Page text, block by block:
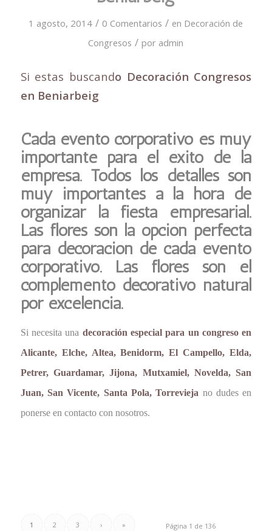
1 agosto, 2014 / 0 Comentarios / en Decoración de
Congresos / por admin
Si estas buscando Decoración Congresos
en Beniarbeig
Cada evento corporativo es muy
importante para el éxito de la
empresa. Todos los detalles son
muy importantes a la hora de
organizar la fiesta empresarial.
Las flores son la opción perfecta
para decoración de cada evento
corporativo. Las flores son el
complemento decorativo natural
por excelencia.
Si necesita una decoración especial para un congreso en
Alicante, Elche, Altea, Benidorm, El Campello, Elda,
Petrer, Guardamar, Jijona, Mutxamiel, Novelda, San
Juan, San Vicente, Santa Pola, Torrevieja no dudes en
ponerse en contacto con nosotros.
Página 1 de 136
1 2 3 › »